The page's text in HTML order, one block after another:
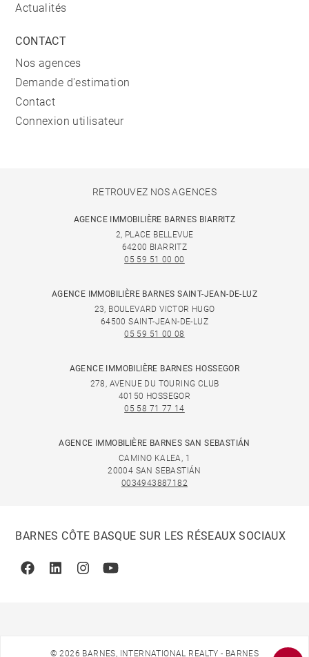
Actualités
CONTACT
Nos agences
Demande d'estimation
Contact
Connexion utilisateur
RETROUVEZ NOS AGENCES
AGENCE IMMOBILIÈRE BARNES BIARRITZ
2, PLACE BELLEVUE
64200 BIARRITZ
05 59 51 00 00
AGENCE IMMOBILIÈRE BARNES SAINT-JEAN-DE-LUZ
23, BOULEVARD VICTOR HUGO
64500 SAINT-JEAN-DE-LUZ
05 59 51 00 08
AGENCE IMMOBILIÈRE BARNES HOSSEGOR
278, AVENUE DU TOURING CLUB
40150 HOSSEGOR
05 58 71 77 14
AGENCE IMMOBILIÈRE BARNES SAN SEBASTIÁN
CAMINO KALEA, 1
20004 SAN SEBASTIÁN
0034943887182
BARNES CÔTE BASQUE SUR LES RÉSEAUX SOCIAUX
FacebookLinkedinInstagramYoutube
© 2026 BARNES, INTERNATIONAL REALTY - BARNES